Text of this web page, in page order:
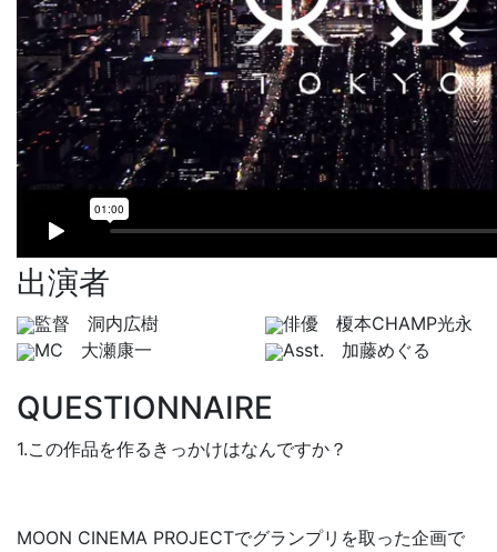
出演者
監督 洞内広樹
俳優 榎本CHAMP光永
MC 大瀬康一
Asst. 加藤めぐる
QUESTIONNAIRE
1.この作品を作るきっかけはなんですか？
MOON CINEMA PROJECTでグランプリを取った企画で